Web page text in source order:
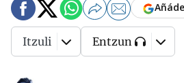
Itzuli Entzun